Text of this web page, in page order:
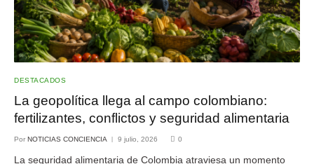
DESTACADOS
La geopolítica llega al campo colombiano:
fertilizantes, conflictos y seguridad alimentaria
Por NOTICIAS CONCIENCIA 9 julio, 2026 0
La seguridad alimentaria de Colombia atraviesa un momento